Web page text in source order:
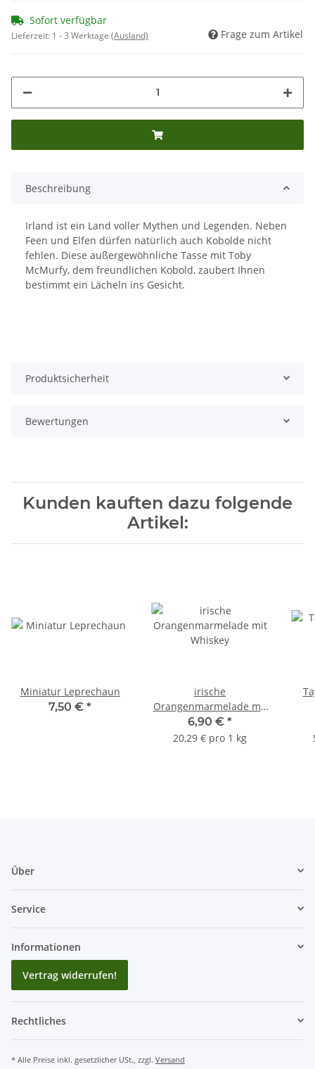
Sofort verfügbar
Lieferzeit: 1 - 3 Werktage (Ausland) Frage zum Artikel
Beschreibung
Irland ist ein Land voller Mythen und Legenden. Neben
Feen und Elfen dürfen natürlich auch Kobolde nicht
fehlen. Diese außergewöhnliche Tasse mit Toby
McMurfy, dem freundlichen Kobold, zaubert Ihnen
bestimmt ein Lächeln ins Gesicht.
Produktsicherheit
Bewertungen
Kunden kauften dazu folgende
Artikel:
Miniatur Leprechaun
7,50 € *
irische
Orangenmarmelade mit
Whiskey
6,90 € *
20,29 € pro 1 kg
Über
Service
Informationen
Vertrag widerrufen!
Rechtliches
* Alle Preise inkl. gesetzlicher USt., zzgl. Versand